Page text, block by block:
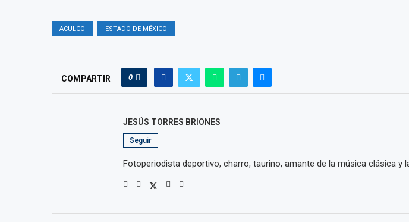
ACULCO ESTADO DE MÉXICO
COMPARTIR 0
JESÚS TORRES BRIONES
Seguir
Fotoperiodista deportivo, charro, taurino, amante de la música clásica y